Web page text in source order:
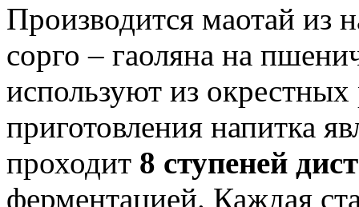
Производится маотай из
сорго – гаоляна на
используют из
приготовления напитка
проходит 8 ступеней
ферментацией. Каждая